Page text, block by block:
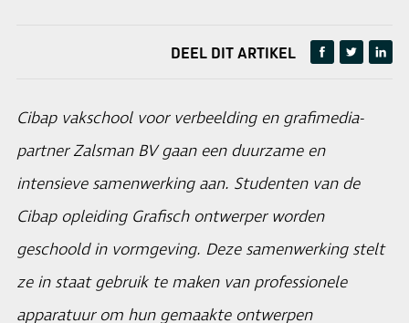
DEEL DIT ARTIKEL
Cibap vakschool voor verbeelding en grafimedia-
partner Zalsman BV gaan een duurzame en
intensieve samenwerking aan. Studenten van de
Cibap opleiding Grafisch ontwerper worden
geschoold in vormgeving. Deze samenwerking stelt
ze in staat gebruik te maken van professionele
apparatuur om hun gemaakte ontwerpen